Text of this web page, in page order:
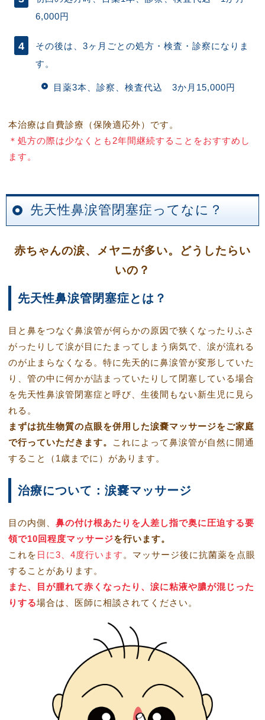
6,000円
その後は、3ヶ月ごとの処方・検査・診察になりま
す。
目薬3本、診察、検査代込 3か月15,000円
本治療は自費診療（保険適応外）です。
＊処方の際は少なくとも2年間継続することをおすすめし
ます。
先天性鼻涙管閉塞症ってなに？
赤ちゃんの涙、メヤニが多い。どうしたらい
いの？
先天性鼻涙管閉塞症とは？
目と鼻をつなぐ鼻涙管が何らかの原因で狭くなったりふさ
がったりして涙が目にたまってしまう病気で、涙が流れる
のが止まらなくなる。特に先天的に鼻涙管が変形していた
り、管の中に何かが詰まっていたりして閉塞している場合
を先天性鼻涙管閉塞症と呼び、生後間もない新生児に見ら
れる。
まずは抗生物質の点眼を併用した涙嚢マッサージをご家庭
で行っていただきます。
これによって鼻涙管が自然に開通
すること（1歳までに）があります。
治療について：涙嚢マッサージ
目の内側、鼻の付け根あたりを人差し指で奥に圧迫する要
領で10回程度マッサージを行います。
これを 日に3、4度行います 。マッサージ後に抗菌薬を点眼
することがあります。
また、目が腫れて赤くなったり、涙に粘液や膿が混じった
りする場合は、医師に相談されてください。